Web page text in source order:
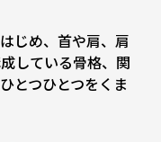
じめ、首や肩、肩
している骨格、関
とつひとつをくま